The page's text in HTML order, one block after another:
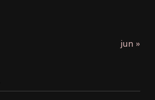
jun »